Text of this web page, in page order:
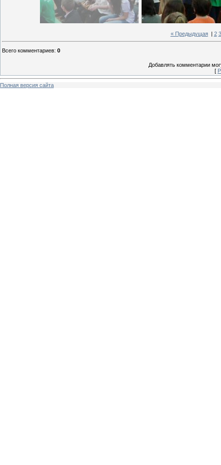
« Предыдущая| 2 3
Всего комментариев: 0
Добавлять комментарии
[
Полная версия сайта